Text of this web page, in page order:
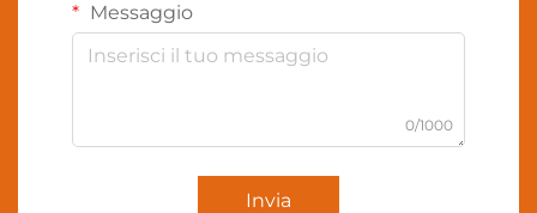
Messaggio
0/1000
Invia